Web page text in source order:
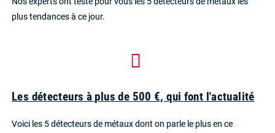
plus tendances à ce jour.
Les détecteurs à plus de 500 €, qui font l'actualité
Voici les 5 détecteurs de métaux dont on parle le plus en ce